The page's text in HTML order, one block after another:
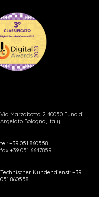
Via Marzabotto, 2 40050 Funo di
Argelato Bologna, Italy
tel: +39 051 860558
fax +39 051 6647859
Technischer Kundendienst: +39
051 860558